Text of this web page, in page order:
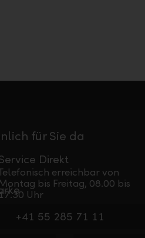
für Sie da
Direkt
erreichbar von
bis Freitag, 08.00 bis
Uhr
+41 55 285 71 11